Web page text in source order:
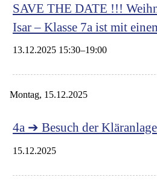
SAVE THE DATE !!!
Isar – Klasse 7a ist mit
13.12.2025 15:30–19:00
Montag, 15.12.2025
4a ➔ Besuch der Kläranlage
15.12.2025